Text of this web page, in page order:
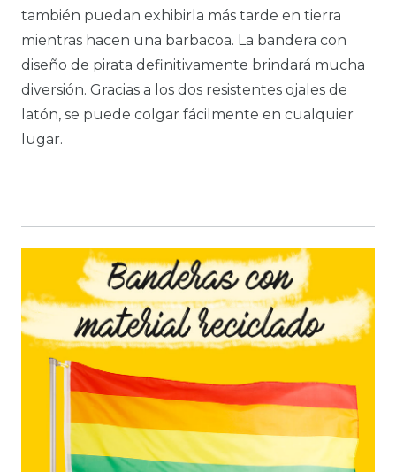
también puedan exhibirla más tarde en tierra
mientras hacen una barbacoa. La bandera con
diseño de pirata definitivamente brindará mucha
diversión. Gracias a los dos resistentes ojales de
latón, se puede colgar fácilmente en cualquier
lugar.